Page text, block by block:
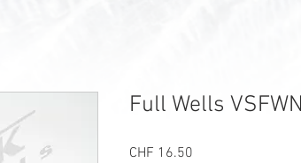
Full Wells
CHF 16.50